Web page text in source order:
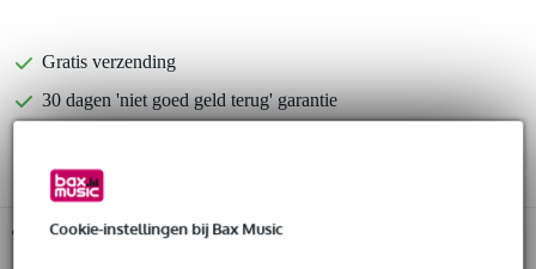
Cookie-instellingen bij Bax Music
Gratis verzending
30 dagen 'niet goed geld terug' garantie
Gratis ophalen in de winkel